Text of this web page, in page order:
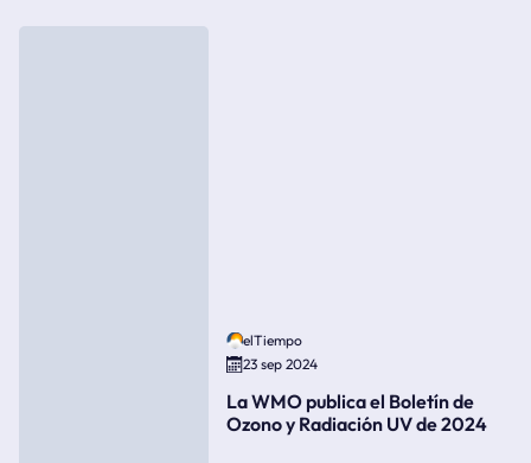
elTiempo
23 sep 2024
La WMO publica el Boletín de
Ozono y Radiación UV de 2024